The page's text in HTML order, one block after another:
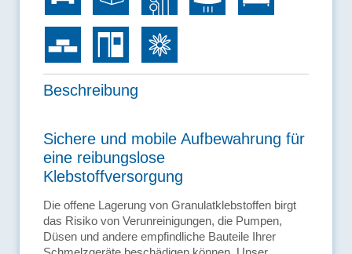
Beschreibung
Sichere und mobile Aufbewahrung für
eine reibungslose
Klebstoffversorgung
Die offene Lagerung von Granulatklebstoffen birgt
das Risiko von Verunreinigungen, die Pumpen,
Düsen und andere empfindliche Bauteile Ihrer